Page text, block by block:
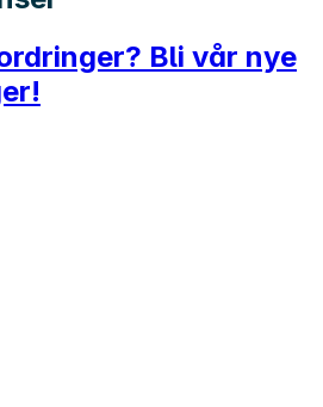
Bli vår nye